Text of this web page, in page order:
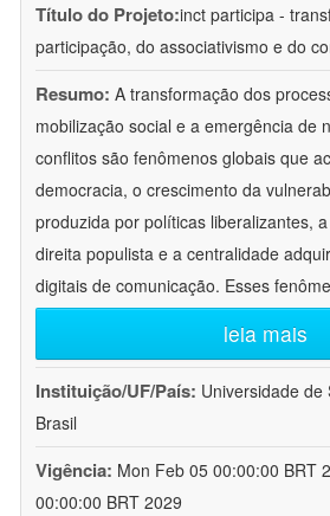
Título do Projeto:inct participa -
participação, do associativismo e do
Resumo: A transformação dos
mobilização social e a emergência de
conflitos são fenômenos globais que
democracia, o crescimento da
produzida por políticas liberalizantes,
direita populista e a centralidade
digitais de comunicação. Esses
leia mais
Instituição/UF/País: Universidade de
Brasil
Vigência: Mon Feb 05 00:00:00 BRT
00:00:00 BRT 2029